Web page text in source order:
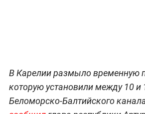
В Карелии размыло временную
которую установили между 10
Беломорско-Балтийского